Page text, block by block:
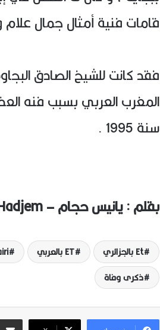
قامات فنية أمثال جمال
فقد كانت للشيخ الصادق
سنة 1995 .
بقلم : يانيس حجام – Yanis Hadjem
Et بالجزائري ET بالعربي
ذكرى وفاة